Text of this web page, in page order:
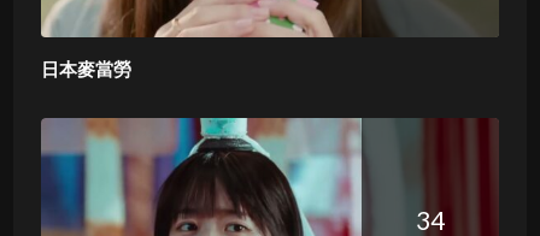
日本麥當勞
34